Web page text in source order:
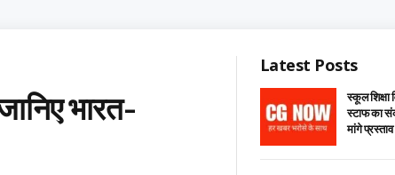
भारत-
Latest Posts
स्कूल शिक्षा
स्टाफ का
मांगे प्रस्ताव